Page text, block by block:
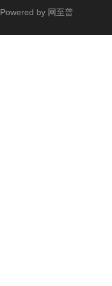
Powered by 网至普